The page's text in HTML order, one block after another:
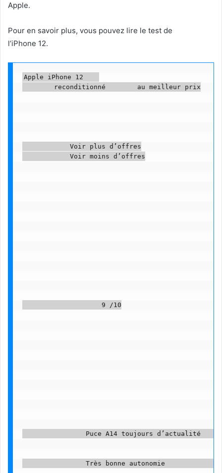
Apple.
Pour en savoir plus, vous pouvez lire le test de
l’iPhone 12.
Apple iPhone 12
        reconditionné        au meilleur prix
            Voir plus d’offres
            Voir moins d’offres
                    9 /10
Puce A14 toujours
Très bonne